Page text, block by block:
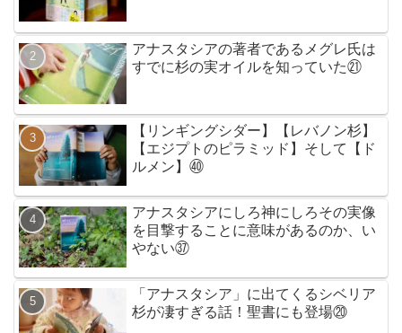
アナスタシアの著者であるメグレ氏は
すでに杉の実オイルを知っていた㉑
【リンギングシダー】【レバノン杉】
【エジプトのピラミッド】そして【ド
ルメン】㊵
アナスタシアにしろ神にしろその実像
を目撃することに意味があるのか、い
やない㊲
「アナスタシア」に出てくるシベリア
杉が凄すぎる話！聖書にも登場⑳